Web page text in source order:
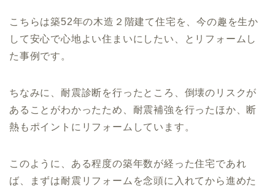
こちらは築52年の木造２階建て住宅を、今の趣を生か
して安心で心地よい住まいにしたい、とリフォームし
た事例です。
ちなみに、耐震診断を行ったところ、倒壊のリスクが
あることがわかったため、耐震補強を行ったほか、断
熱もポイントにリフォームしています。
このように、ある程度の築年数が経った住宅であれ
ば、まずは耐震リフォームを念頭に入れてから進めた